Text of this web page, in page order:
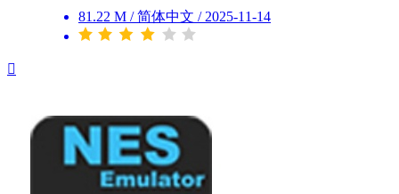
81.22 M / 简体中文 / 2025-11-14